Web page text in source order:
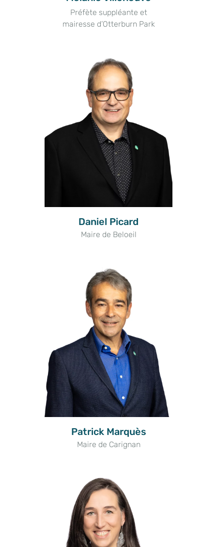
Préfète suppléante et
mairesse d’Otterburn Park
Daniel Picard
Maire de Beloeil
Patrick Marquès
Maire de Carignan